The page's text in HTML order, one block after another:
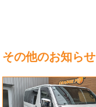
その他のお知らせ